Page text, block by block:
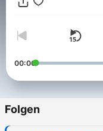
00:00
Folgen